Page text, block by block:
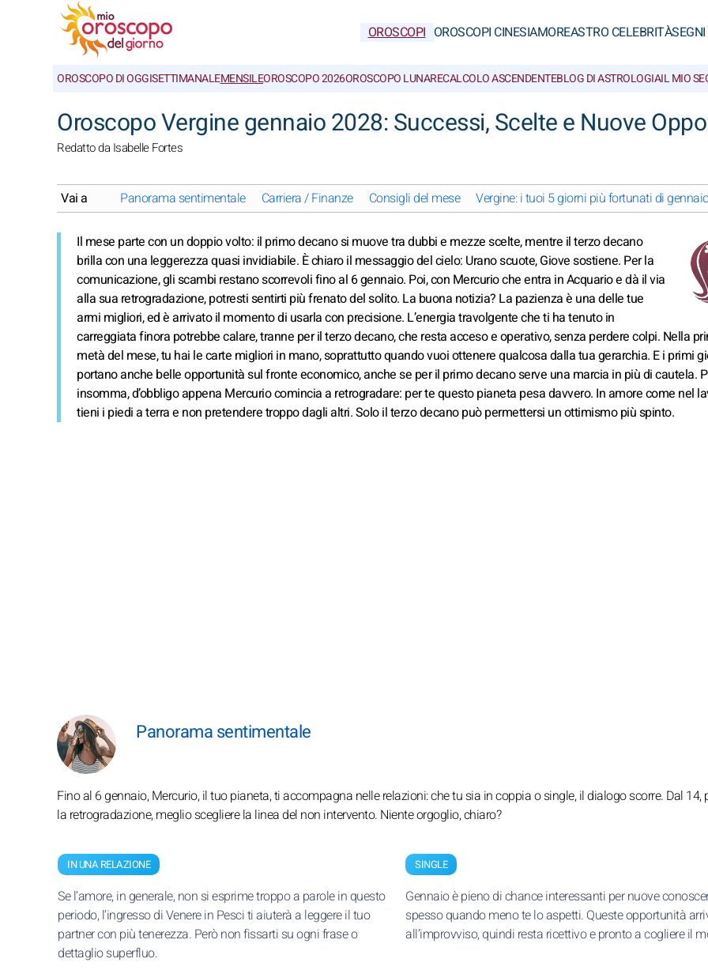
OROSCOPI OROSCOPI CINESIAMOREASTRO CELEBRITÀ
OROSCOPO DI OGGISETTIMANALEMENSILEOROSCOPO 2026OROSCOPO LUNARECALCOLO ASCENDENTEBLOG DI ASTROLOGIAIL MIO
Oroscopo Vergine gennaio 2028: Successi, Scelte e Nuove
Redatto da Isabelle Fortes
Vai a Panorama sentimentale Carriera / Finanze Consigli del mese Vergine: i tuoi 5 giorni più fortunati di
Il mese parte con un doppio volto: il primo decano si muove tra dubbi e mezze scelte, mentre il terzo decano
brilla con una leggerezza quasi invidiabile. È chiaro il messaggio del cielo: Urano scuote, Giove sostiene. Per la
comunicazione, gli scambi restano scorrevoli fino al 6 gennaio. Poi, con Mercurio che entra in Acquario e dà il via
alla sua retrogradazione, potresti sentirti più frenato del solito. La buona notizia? La pazienza è una delle tue
armi migliori, ed è arrivato il momento di usarla con precisione. L’energia travolgente che ti ha tenuto in
carreggiata finora potrebbe calare, tranne per il terzo decano, che resta acceso e operativo, senza perdere colpi. Nella
metà del mese, tu hai le carte migliori in mano, soprattutto quando vuoi ottenere qualcosa dalla tua gerarchia. E i primi
portano anche belle opportunità sul fronte economico, anche se per il primo decano serve una marcia in più di cautela.
insomma, d’obbligo appena Mercurio comincia a retrogradare: per te questo pianeta pesa davvero. In amore come nel
tieni i piedi a terra e non pretendere troppo dagli altri. Solo il terzo decano può permettersi un ottimismo più spinto.
Panorama sentimentale
Fino al 6 gennaio, Mercurio, il tuo pianeta, ti accompagna nelle relazioni: che tu sia in coppia o single, il dialogo scorre. Dal 14,
la retrogradazione, meglio scegliere la linea del non intervento. Niente orgoglio, chiaro?
IN UNA RELAZIONE
Se l’amore, in generale, non si esprime troppo a parole in questo
periodo, l’ingresso di Venere in Pesci ti aiuterà a leggere il tuo
partner con più tenerezza. Però non fissarti su ogni frase o
dettaglio superfluo.
SINGLE
Gennaio è pieno di chance interessanti per nuove
spesso quando meno te lo aspetti. Queste opportunità
all’improvviso, quindi resta ricettivo e pronto a cogliere il